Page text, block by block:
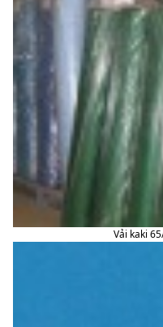
Vải kaki